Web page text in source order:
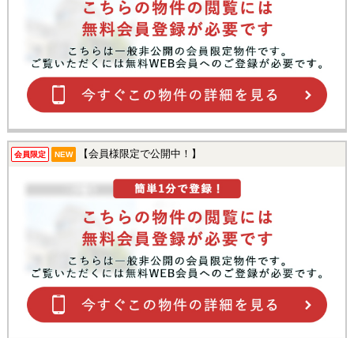
会員限定 NEW 【会員様限定で公開中！】